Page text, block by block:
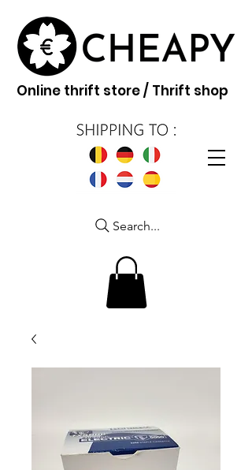
Online thrift store / Thrift shop
Search...